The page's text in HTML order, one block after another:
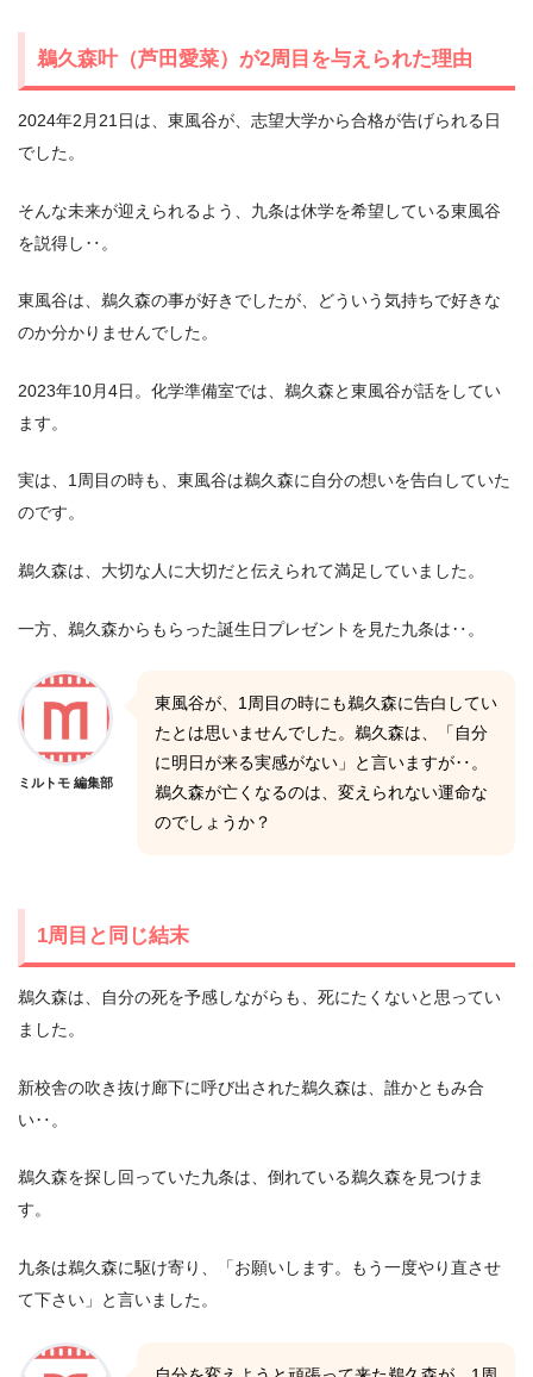
鵜久森叶（芦田愛菜）が2周目を与えられた理由
2024年2月21日は、東風谷が、志望大学から合格が告げられる日
でした。
そんな未来が迎えられるよう、九条は休学を希望している東風谷
を説得し‥。
東風谷は、鵜久森の事が好きでしたが、どういう気持ちで好きな
のか分かりませんでした。
2023年10月4日。化学準備室では、鵜久森と東風谷が話をしてい
ます。
実は、1周目の時も、東風谷は鵜久森に自分の想いを告白していた
のです。
鵜久森は、大切な人に大切だと伝えられて満足していました。
一方、鵜久森からもらった誕生日プレゼントを見た九条は‥。
ミルトモ 編集部
東風谷が、1周目の時にも鵜久森に告白してい
たとは思いませんでした。鵜久森は、「自分
に明日が来る実感がない」と言いますが‥。
鵜久森が亡くなるのは、変えられない運命な
のでしょうか？
1周目と同じ結末
鵜久森は、自分の死を予感しながらも、死にたくないと思ってい
ました。
新校舎の吹き抜け廊下に呼び出された鵜久森は、誰かともみ合
い‥。
鵜久森を探し回っていた九条は、倒れている鵜久森を見つけま
す。
九条は鵜久森に駆け寄り、「お願いします。もう一度やり直させ
て下さい」と言いました。